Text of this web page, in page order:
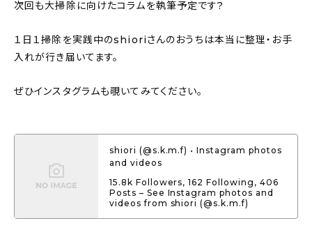
次回も大掃除に向けたコラムを執筆予定です?
１日１掃除を実践中のshioriさんのおうちは本当に整理・お手
入れが行き届いてます。
ぜひインスタグラムも覗いてみてください。
shiori (@s.k.m.f) • Instagram photos
and videos
15.8k Followers, 162 Following, 406
Posts – See Instagram photos and
videos from shiori (@s.k.m.f)